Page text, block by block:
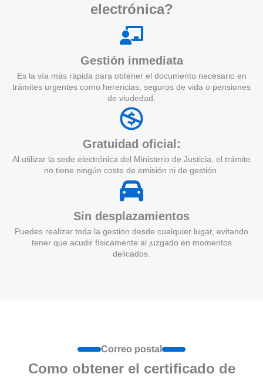
electrónica?
Gestión inmediata
Es la vía más rápida para obtener el documento necesario en
trámites urgentes como herencias, seguros de vida o pensiones
de viudedad.
Gratuidad oficial:
Al utilizar la sede electrónica del Ministerio de Justicia, el trámite
no tiene ningún coste de emisión ni de gestión.
Sin desplazamientos
Puedes realizar toda la gestión desde cualquier lugar, evitando
tener que acudir físicamente al juzgado en momentos
delicados.
Correo postal
Como obtener el certificado de